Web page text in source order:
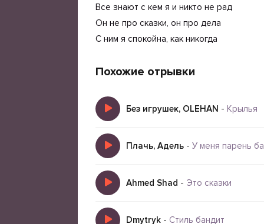
Все знают с кем я и никто не рад
Он не про сказки, он про дела
С ним я спокойна, как никогда
Похожие отрывки
Без игрушек, OLEHAN - Крылья
Плачь, Адель - У меня парень
Ahmed Shad - Это сказки
Dmytryk - Стиль бандит